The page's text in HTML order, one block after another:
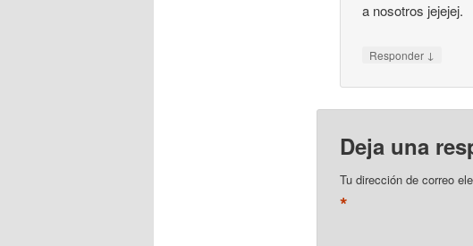
a nosotros jejejej.
Responder ↓
Deja una
Tu dirección de correo
*